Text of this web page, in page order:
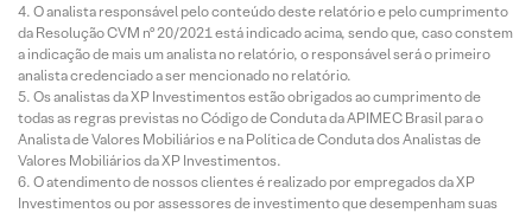
O analista responsável pelo conteúdo deste relatório e pelo cumprimento
da Resolução CVM nº 20/2021 está indicado acima, sendo que, caso constem
a indicação de mais um analista no relatório, o responsável será o primeiro
analista credenciado a ser mencionado no relatório.
Os analistas da XP Investimentos estão obrigados ao cumprimento de
todas as regras previstas no Código de Conduta da APIMEC Brasil para o
Analista de Valores Mobiliários e na Política de Conduta dos Analistas de
Valores Mobiliários da XP Investimentos.
O atendimento de nossos clientes é realizado por empregados da XP
Investimentos ou por assessores de investimento que desempenham suas